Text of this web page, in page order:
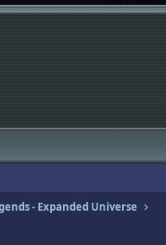
- Expanded Universe